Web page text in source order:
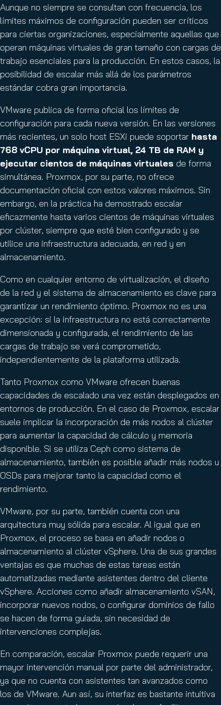
Aunque no siempre se consultan con frecuencia, los
límites máximos de configuración pueden ser críticos
para ciertas organizaciones, especialmente aquellas que
operan máquinas virtuales de gran tamaño con cargas de
trabajo esenciales para la producción. En estos casos, la
posibilidad de escalar más allá de los parámetros
estándar cobra gran importancia.
VMware publica de forma oficial los límites de
configuración para cada nueva versión. En las versiones
más recientes, un solo host ESXi puede soportar hasta
768 vCPU por máquina virtual, 24 TB de RAM y
ejecutar cientos de máquinas virtuales de forma
simultánea. Proxmox, por su parte, no ofrece
documentación oficial con estos valores máximos. Sin
embargo, en la práctica ha demostrado escalar
eficazmente hasta varios cientos de máquinas virtuales
por clúster, siempre que esté bien configurado y se
utilice una infraestructura adecuada, en red y en
almacenamiento.
Como en cualquier entorno de virtualización, el diseño
de la red y el sistema de almacenamiento es clave para
garantizar un rendimiento óptimo. Proxmox no es una
excepción: si la infraestructura no está correctamente
dimensionada y configurada, el rendimiento de las
cargas de trabajo se verá comprometido,
independientemente de la plataforma utilizada.
Tanto Proxmox como VMware ofrecen buenas
capacidades de escalado una vez están desplegados en
entornos de producción. En el caso de Proxmox, escalar
suele implicar la incorporación de más nodos al clúster
para aumentar la capacidad de cálculo y memoria
disponible. Si se utiliza Ceph como sistema de
almacenamiento, también es posible añadir más nodos u
OSDs para mejorar tanto la capacidad como el
rendimiento.
VMware, por su parte, también cuenta con una
arquitectura muy sólida para escalar. Al igual que en
Proxmox, el proceso se basa en añadir nodos o
almacenamiento al clúster vSphere. Una de sus grandes
ventajas es que muchas de estas tareas están
automatizadas mediante asistentes dentro del cliente
vSphere. Acciones como añadir almacenamiento vSAN,
incorporar nuevos nodos, o configurar dominios de fallo
se hacen de forma guiada, sin necesidad de
intervenciones complejas.
En comparación, escalar Proxmox puede requerir una
mayor intervención manual por parte del administrador,
ya que no cuenta con asistentes tan avanzados como
los de VMware. Aun así, su interfaz es bastante intuitiva